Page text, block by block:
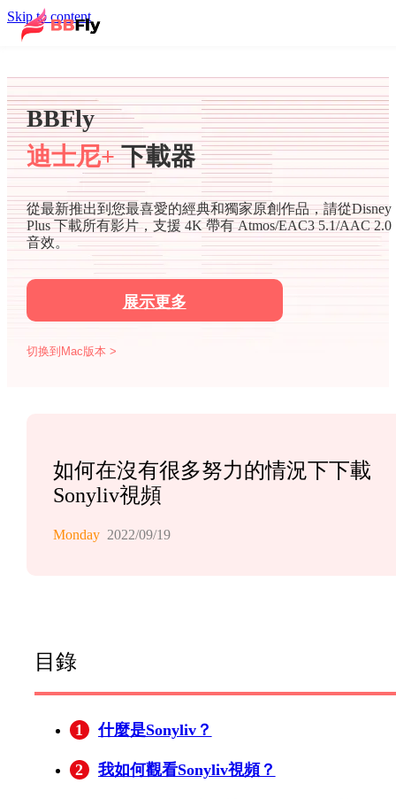
Skip to content
BBFly
迪士尼+下載器
從最新推出到您最喜愛的經典和獨家原創作品，請從Disney
Plus 下載所有影片，支援 4K 帶有 Atmos/EAC3 5.1/AAC 2.0
音效。
展示更多
切换到Mac版本 >
如何在沒有很多努力的情況下下載
Sonyliv視頻
Monday 2022/09/19
目錄
1 什麼是Sonyliv？
2 我如何觀看Sonyliv視頻？